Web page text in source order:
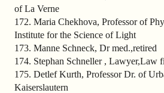
of La Verne
172. Maria Chekhova, Professor of
Institute for the Science of Light
173. Manne Schneck, Dr med.,retired
174. Stephan Schneller , Lawyer,Law
175. Detlef Kurth, Professor Dr. of
Kaiserslautern